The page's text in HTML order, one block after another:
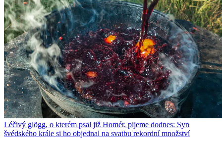
Léčivý glögg, o kterém psal již Homér, pijeme dodnes: Syn
švédského krále si ho objednal na svatbu rekordní množství